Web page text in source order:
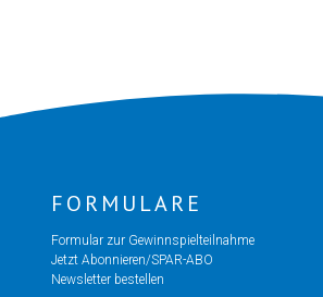
FORMULARE
Formular zur Gewinnspielteilnahme
Jetzt Abonnieren/SPAR-ABO
Newsletter bestellen